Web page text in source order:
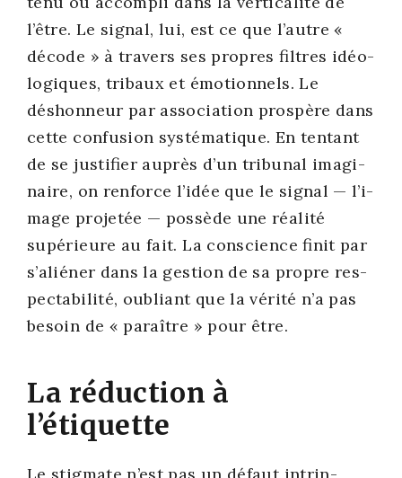
l’être. Le signal, lui, est ce que l’autre «
décode » à tra­vers ses propres filtres idéo­
lo­giques, tri­baux et émo­tion­nels. Le
déshon­neur par asso­cia­tion pros­père dans
cette confu­sion sys­té­ma­tique. En ten­tant
de se jus­ti­fier auprès d’un tri­bu­nal ima­gi­
naire, on ren­force l’i­dée que le signal — l’i­
mage pro­je­tée — pos­sède une réa­li­té
supé­rieure au fait. La conscience finit par
s’a­lié­ner dans la ges­tion de sa propre res­
pec­ta­bi­li­té, oubliant que la véri­té n’a pas
besoin de « paraître » pour être.
La réduction à
l’étiquette